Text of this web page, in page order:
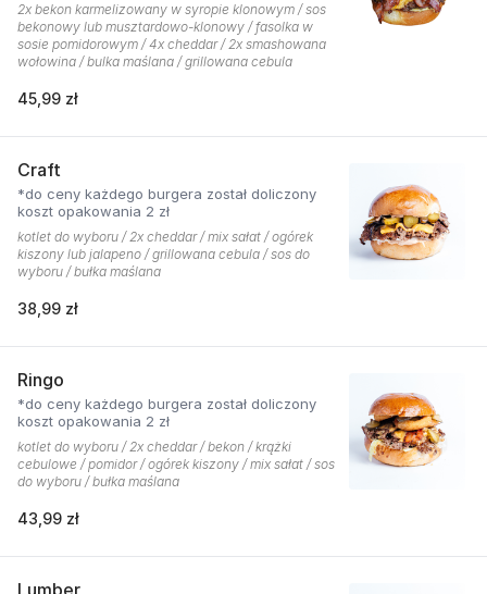
2x bekon karmelizowany w syropie klonowym / sos
bekonowy lub musztardowo-klonowy / fasolka w
sosie pomidorowym / 4x cheddar / 2x smashowana
wołowina / bulka maślana / grillowana cebula
45,99 zł
Craft
*do ceny każdego burgera został doliczony
koszt opakowania 2 zł
kotlet do wyboru / 2x cheddar / mix sałat / ogórek
kiszony lub jalapeno / grillowana cebula / sos do
wyboru / bułka maślana
38,99 zł
Ringo
*do ceny każdego burgera został doliczony
koszt opakowania 2 zł
kotlet do wyboru / 2x cheddar / bekon / krążki
cebulowe / pomidor / ogórek kiszony / mix sałat / sos
do wyboru / bułka maślana
43,99 zł
Lumber